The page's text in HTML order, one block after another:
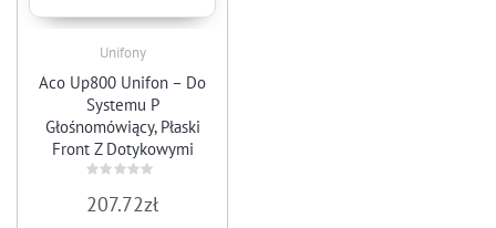
Unifony
Aco Up800 Unifon – Do
Systemu P
Głośnomówiący, Płaski
Front Z Dotykowymi
Ikonami Funkcyjnymi
0
207.72zł